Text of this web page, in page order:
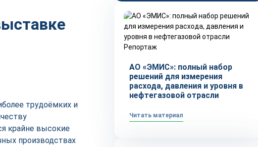
трудоёмких и
крайне высокие
производствах
Репортаж
АО «ЭМИС»: полный набор
решений для измерения
расхода, давления и уровня в
нефтегазовой отрасли
Читать материал